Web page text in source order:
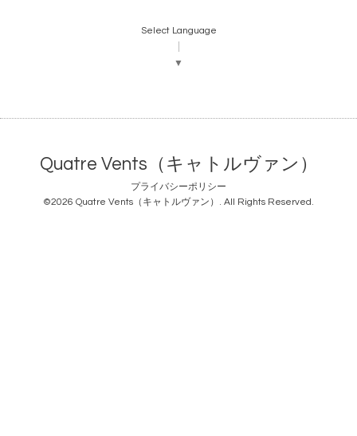
Select Language
▼
Quatre Vents（キャトルヴァン）
プライバシーポリシー
©2026 Quatre Vents（キャトルヴァン） . All Rights Reserved.